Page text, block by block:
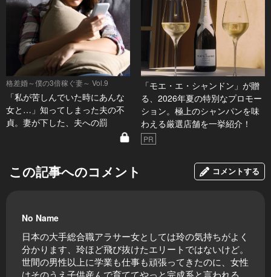
格差婚～僕の3倍稼ぐ妻～ Vol.9
「私が苦しんでいた時にあんな
女と…」知ってしまった夫の不
貞。妻が下した、夫への罰
「モエ・エ・シャンドン」が贈
る、2026年夏の特別なプロモー
ション。極上のシャンパンを味
わえる厳選店舗を一挙紹介！
PR
この記事へのコメント コメントする
No Name
日本の大手総合職アラサー女としては玲の気持ちがよく
分かります、玲ほど飛び抜けたエリートではないけど。
世間の男性以上に学業も仕事も頑張ってきたのに、女性